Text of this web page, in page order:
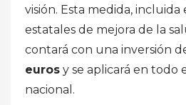
visión. Esta medida, incluida
estatales de mejora de la
contará con una inversión
euros y se aplicará en todo
nacional.